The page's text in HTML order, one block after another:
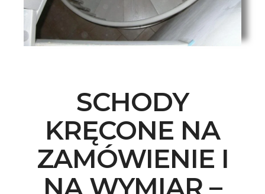
SCHODY
KRĘCONE NA
ZAMÓWIENIE I
NA WYMIAR –